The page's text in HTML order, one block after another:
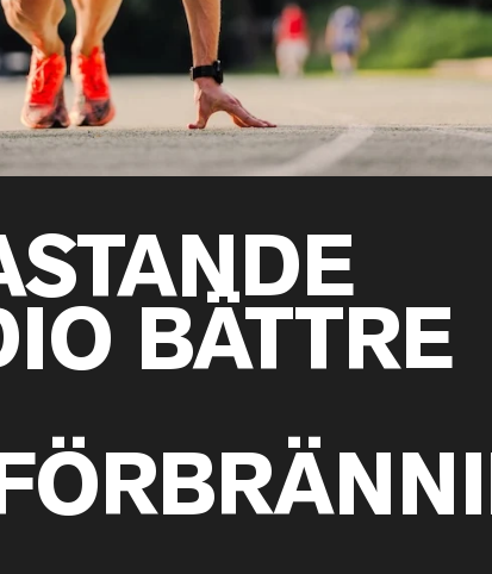
Shop All Protein
BÄTTRE